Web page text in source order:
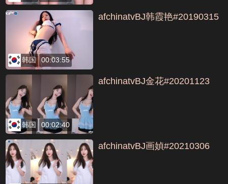
韩国 00:03:55
afchinatvBJ韩霞艳#20190315
韩国 00:02:40
afchinatvBJ金花#20201123
afchinatvBJ画媜#20210306